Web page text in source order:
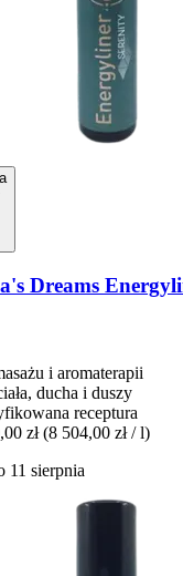
Dreams
i aromaterapii
ducha i duszy
receptura
zł (8 504,00 zł / l)
11 sierpnia